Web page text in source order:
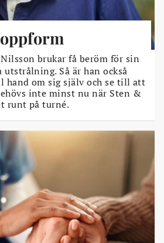
brukar få beröm för sin
Så är han också
hand om sig själv och se till att
inte minst nu när Sten &
runt på turné.